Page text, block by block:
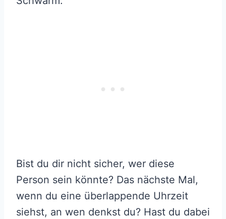
Bist du dir nicht sicher, wer diese
Person sein könnte? Das nächste Mal,
wenn du eine überlappende Uhrzeit
siehst, an wen denkst du? Hast du dabei